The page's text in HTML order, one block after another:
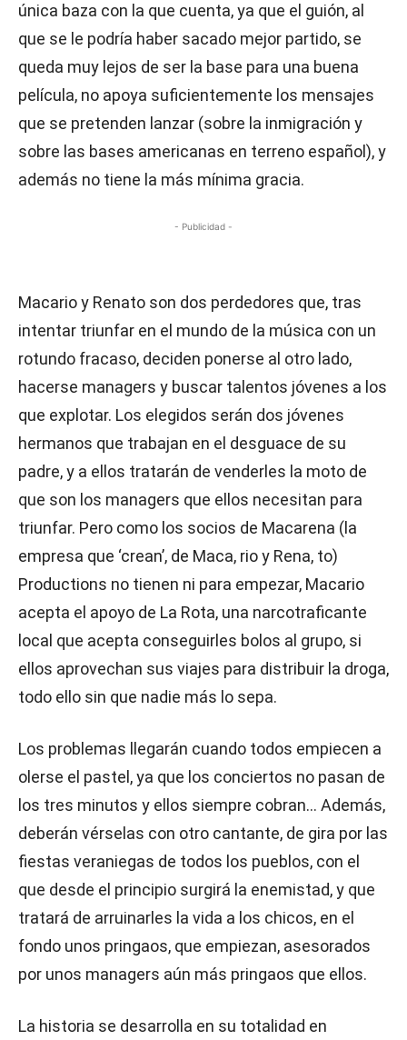
única baza con la que cuenta, ya que el guión, al
que se le podría haber sacado mejor partido, se
queda muy lejos de ser la base para una buena
película, no apoya suficientemente los mensajes
que se pretenden lanzar (sobre la inmigración y
sobre las bases americanas en terreno español), y
además no tiene la más mínima gracia.
- Publicidad -
Macario y Renato son dos perdedores que, tras
intentar triunfar en el mundo de la música con un
rotundo fracaso, deciden ponerse al otro lado,
hacerse managers y buscar talentos jóvenes a los
que explotar. Los elegidos serán dos jóvenes
hermanos que trabajan en el desguace de su
padre, y a ellos tratarán de venderles la moto de
que son los managers que ellos necesitan para
triunfar. Pero como los socios de Macarena (la
empresa que ‘crean’, de Maca, rio y Rena, to)
Productions no tienen ni para empezar, Macario
acepta el apoyo de La Rota, una narcotraficante
local que acepta conseguirles bolos al grupo, si
ellos aprovechan sus viajes para distribuir la droga,
todo ello sin que nadie más lo sepa.
Los problemas llegarán cuando todos empiecen a
olerse el pastel, ya que los conciertos no pasan de
los tres minutos y ellos siempre cobran… Además,
deberán vérselas con otro cantante, de gira por las
fiestas veraniegas de todos los pueblos, con el
que desde el principio surgirá la enemistad, y que
tratará de arruinarles la vida a los chicos, en el
fondo unos pringaos, que empiezan, asesorados
por unos managers aún más pringaos que ellos.
La historia se desarrolla en su totalidad en